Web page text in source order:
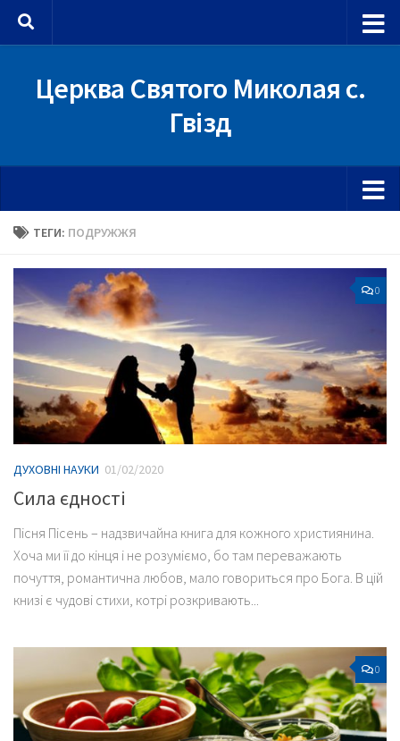
Skip to content
Церква Святого Миколая с.
Гвізд
ТЕГИ: ПОДРУЖЖЯ
0
ДУХОВНІ НАУКИ 01/02/2020
Сила єдності
Пісня Пісень – надзвичайна книга для кожного християнина.
Хоча ми її до кінця і не розуміємо, бо там переважають
почуття, романтична любов, мало говориться про Бога. В цій
книзі є чудові стихи, котрі розкривають...
0